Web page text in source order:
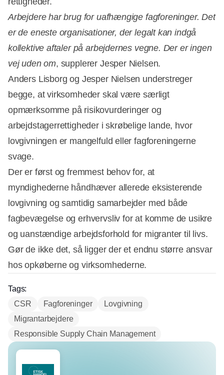
Arbejdere har brug for uafhængige fagforeninger. Det
er de eneste organisationer, der legalt kan indgå
kollektive aftaler på arbejdernes vegne. Der er ingen
vej uden om, supplerer Jesper Nielsen.
Anders Lisborg og Jesper Nielsen understreger
begge, at virksomheder skal være særligt
opmærksomme på risikovurderinger og
arbejdstagerrettigheder i skrøbelige lande, hvor
lovgivningen er mangelfuld eller fagforeningerne
svage.
Der er først og fremmest behov for, at
myndighederne håndhæver allerede eksisterende
lovgivning og samtidig samarbejder med både
fagbevægelse og erhvervsliv for at komme de usikre
og uanstændige arbejdsforhold for migranter til livs.
Gør de ikke det, så ligger der et endnu større ansvar
hos opkøberne og virksomhederne.
Tags:
CSR
Fagforeninger
Lovgivning
Migrantarbejdere
Responsible Supply Chain Management